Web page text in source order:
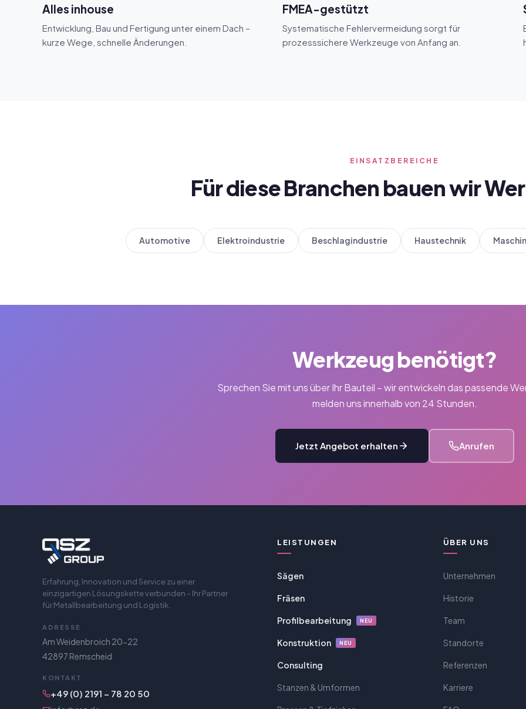
Alles inhouse
Entwicklung, Bau und Fertigung unter einem Dach –
kurze Wege, schnelle Änderungen.
FMEA-gestützt
Systematische Fehlervermeidung sorgt für
prozesssichere Werkzeuge von Anfang an.
EINSATZBEREICHE
Für diese Branchen bauen wir
Automotive Elektroindustrie Beschlagindustrie Haustechnik
Werkzeug benötigt?
Sprechen Sie mit uns über Ihr Bauteil – wir entwickeln das passende
melden uns innerhalb von 24 Stunden.
Jetzt Angebot erhalten Anrufen
Erfahrung, Innovation und Service zu einer
einzigartigen Lösungskette verbunden – Ihr Partner
für Metallbearbeitung und Logistik.
ADRESSE
Am Weidenbroich 20-22
42897 Remscheid
KONTAKT
+49 (0) 2191 – 78 20 50
LEISTUNGEN
Sägen
Fräsen
Profilbearbeitung NEU
Konstruktion NEU
Consulting
Stanzen & Umformen
ÜBER UNS
Unternehmen
Historie
Team
Standorte
Referenzen
Karriere